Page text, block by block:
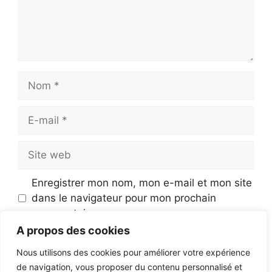
A propos des cookies
Nous utilisons des cookies pour améliorer votre expérience
de navigation, vous proposer du contenu personnalisé et
Nom
Site
web
Enregistrer mon nom, mon e-mail et mon site
dans le navigateur pour mon prochain
commentaire.